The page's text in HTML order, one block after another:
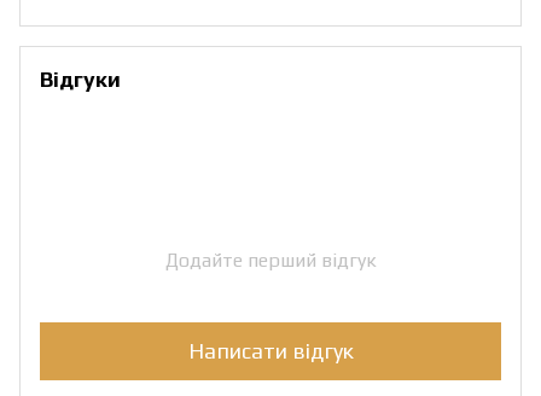
Відгуки
Додайте перший відгук
Написати відгук